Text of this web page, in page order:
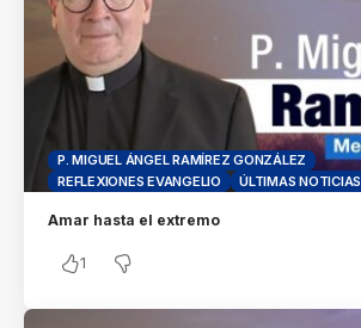
P. MIGUEL ÁNGEL RAMÍREZ GONZÁLEZ
REFLEXIONES EVANGELIO
ÚLTIMAS NOTICIAS
Amar hasta el extremo
1